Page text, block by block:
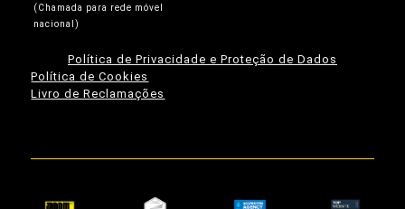
(Chamada para rede móvel
nacional)
Política de Privacidade e Proteção de Dados
Política de Cookies
Livro de Reclamações